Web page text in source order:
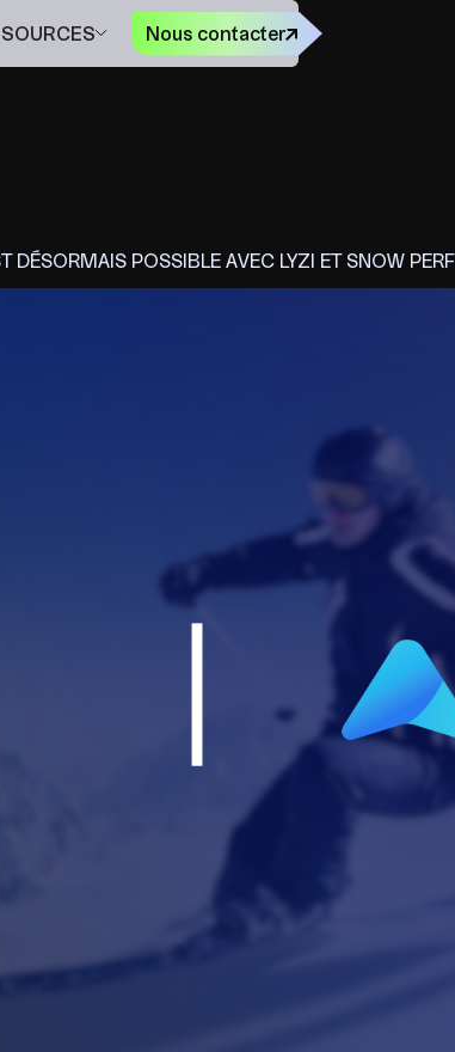
Nous contacter
EN
DÉSORMAIS POSSIBLE AVEC LYZI ET SNOW